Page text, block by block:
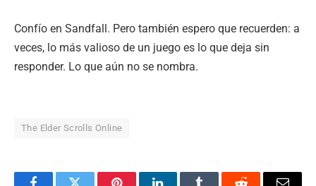
Confío en Sandfall. Pero también espero que recuerden: a
veces, lo más valioso de un juego es lo que deja sin
responder. Lo que aún no se nombra.
The Elder Scrolls Online